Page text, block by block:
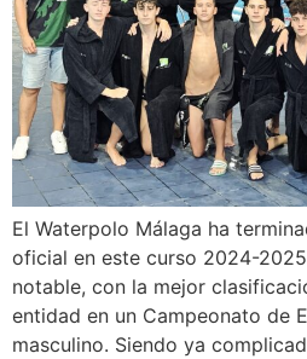
El Waterpolo Málaga ha
oficial en este curso 2024-
notable, con la mejor
entidad en un Campeonato de
masculino. Siendo ya